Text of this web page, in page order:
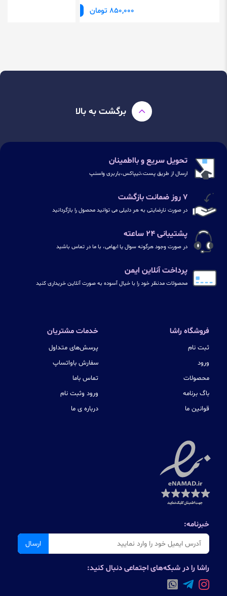
850,000 تومان
برگشت به بالا
تحویل سریع و بااطمینان
ارسال از طریق پست،تیپاکس،باربری واسنپ
۷ روز ضمانت بازگشت
در صورت نارضایتی به هر دلیلی می توانید محصول را بازگردانید
پشتیبانی ۲۴ ساعته
در صورت وجود هرگونه سوال یا ابهامی، با ما در تماس باشید
پرداخت آنلاین ایمن
محصولات مدنظر خود را با خیال آسوده به صورت آنلاین خریداری کنید
فروشگاه راشا
ثبت نام
ورود
محصولات
باگ برنامه
قوانین ما
خدمات مشتریان
پرسش‌های متداول
سفارش باواتساپ
تماس باما
ورود وثبت نام
درباره ی ما
خبرنامه:
ارسال
راشا را در شبکه‌های اجتماعی دنبال کنید: